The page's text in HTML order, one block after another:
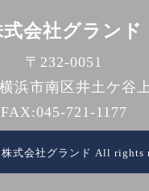
式会社グランド
〒232-0051
浜市南区井土ケ谷
FAX:045-721-1177
式会社グランド All rights